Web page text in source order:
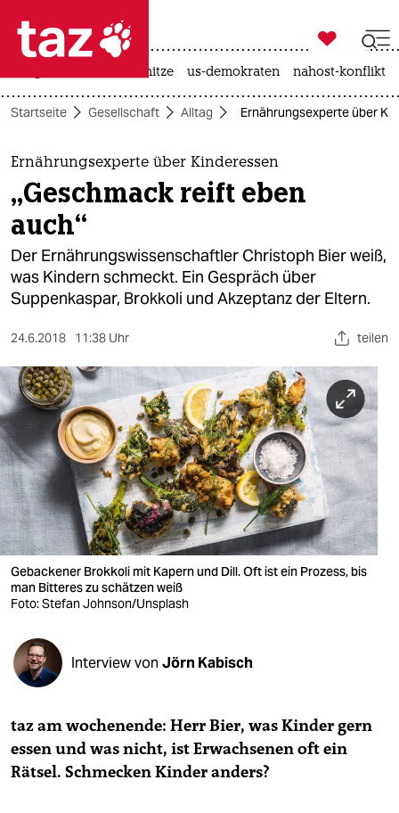
 taz zahl ich
taz zahl ich
themen
politik
öko
gesellschaft
sport
berlin
nord
wahrheit
verlag
verlag
veranstaltungen
fragen & hilfe
abo
genossenschaft

taz zahl ich
hitze us-demokraten nahost-konflikt
Startseite Gesellschaft Alltag Ernährungsexperte über
Ernährungsexperte über Kinderessen
„Geschmack reift eben
auch“
Der Ernährungswissenschaftler Christoph Bier weiß,
was Kindern schmeckt. Ein Gespräch über
Suppenkaspar, Brokkoli und Akzeptanz der Eltern.
24.6.2018 11:38 Uhr teilen
Gebackener Brokkoli mit Kapern und Dill. Oft ist ein Prozess, bis
man Bitteres zu schätzen weiß
Foto: Stefan Johnson/Unsplash
Interview von Jörn Kabisch
taz am wochenende: Herr Bier, was Kinder gern
essen und was nicht, ist Erwachsenen oft ein
Rätsel. Schmecken Kinder anders?